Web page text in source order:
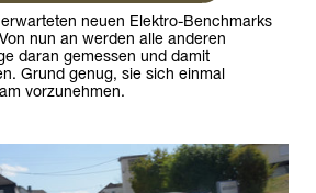
erwarteten neuen Elektro-Benchmarks
nun an werden alle anderen
daran gemessen und damit
Grund genug, sie sich einmal
vorzunehmen.